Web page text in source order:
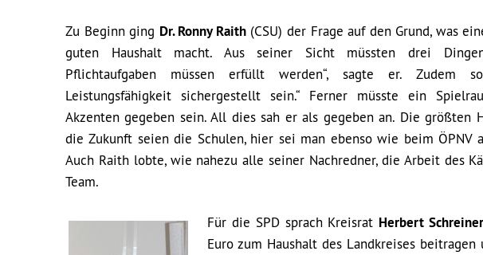
Zu Beginn ging Dr. Ronny Raith(CSU) der Frage auf den Grund, was
guten Haushalt macht. Aus seiner Sicht müssten drei
Pflichtaufgaben müssen erfüllt werden“, sagte er. Zudem
Leistungsfähigkeit sichergestellt sein.“ Ferner müsste ein
Akzenten gegeben sein. All dies sah er als gegeben an. Die größten
die Zukunft seien die Schulen, hier sei man ebenso wie beim ÖPNV
Auch Raith lobte, wie nahezu alle seiner Nachredner, die Arbeit des
Team.
Für die SPD sprach Kreisrat Herbert
Euro zum Haushalt des Landkreises